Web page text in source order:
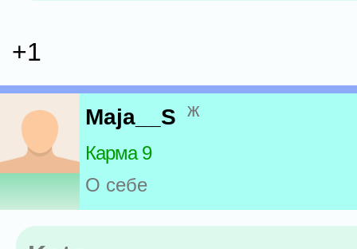
+1
Maja__S ж
Карма 9
О себе